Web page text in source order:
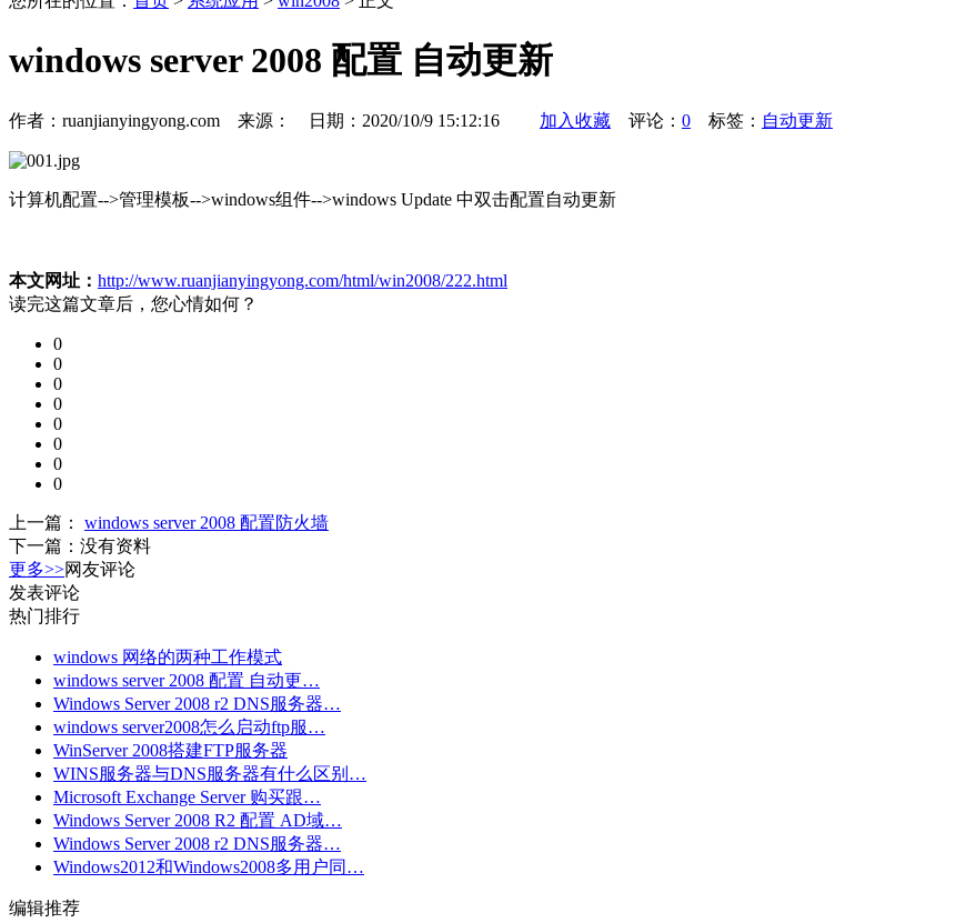
windows server 2008 配置 自动更新
作者：ruanjianyingyong.com 来源： 日期：2020/10/9 15:12:16 加入收藏 评论： 0 标签： 自动更新
计算机配置-->管理模板-->windows组件-->windows Update 中双击配置自动更新
本文网址： http://www.ruanjianyingyong.com/html/win2008/222.html
读完这篇文章后，您心情如何？
0
0
0
0
0
0
0
0
上一篇： windows server 2008 配置防火墙
下一篇： 没有资料
更多>>网友评论
发表评论
热门排行
windows 网络的两种工作模式
windows server 2008 配置 自动更…
Windows Server 2008 r2 DNS服务器…
windows server2008怎么启动ftp服…
WinServer 2008搭建FTP服务器
WINS服务器与DNS服务器有什么区别…
Microsoft Exchange Server 购买跟…
Windows Server 2008 R2 配置 AD域…
Windows Server 2008 r2 DNS服务器…
Windows2012和Windows2008多用户同…
编辑推荐